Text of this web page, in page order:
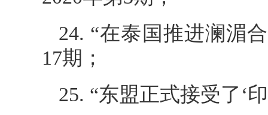
24. “在泰国推进澜湄
17期；
25. “东盟正式接受了‘